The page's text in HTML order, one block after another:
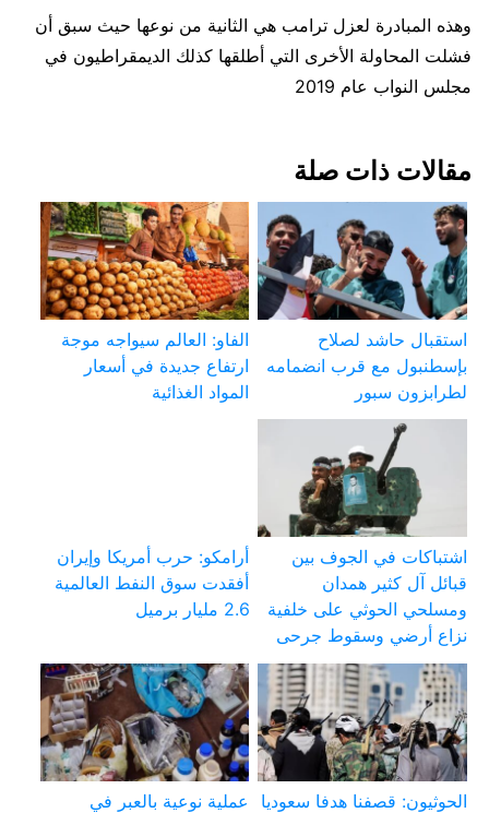
وهذه المبادرة لعزل ترامب هي الثانية من نوعها حيث سبق أن
فشلت المحاولة الأخرى التي أطلقها كذلك الديمقراطيون في
مجلس النواب عام 2019
مقالات ذات صلة
استقبال حاشد لصلاح
بإسطنبول مع قرب انضمامه
لطرابزون سبور
الفاو: العالم سيواجه موجة
ارتفاع جديدة في أسعار
المواد الغذائية
اشتباكات في الجوف بين
قبائل آل كثير همدان
ومسلحي الحوثي على خلفية
نزاع أرضي وسقوط جرحى
أرامكو: حرب أمريكا وإيران
أفقدت سوق النفط العالمية
2.6 مليار برميل
الحوثيون: قصفنا هدفا سعوديا
عملية نوعية بالعبر في